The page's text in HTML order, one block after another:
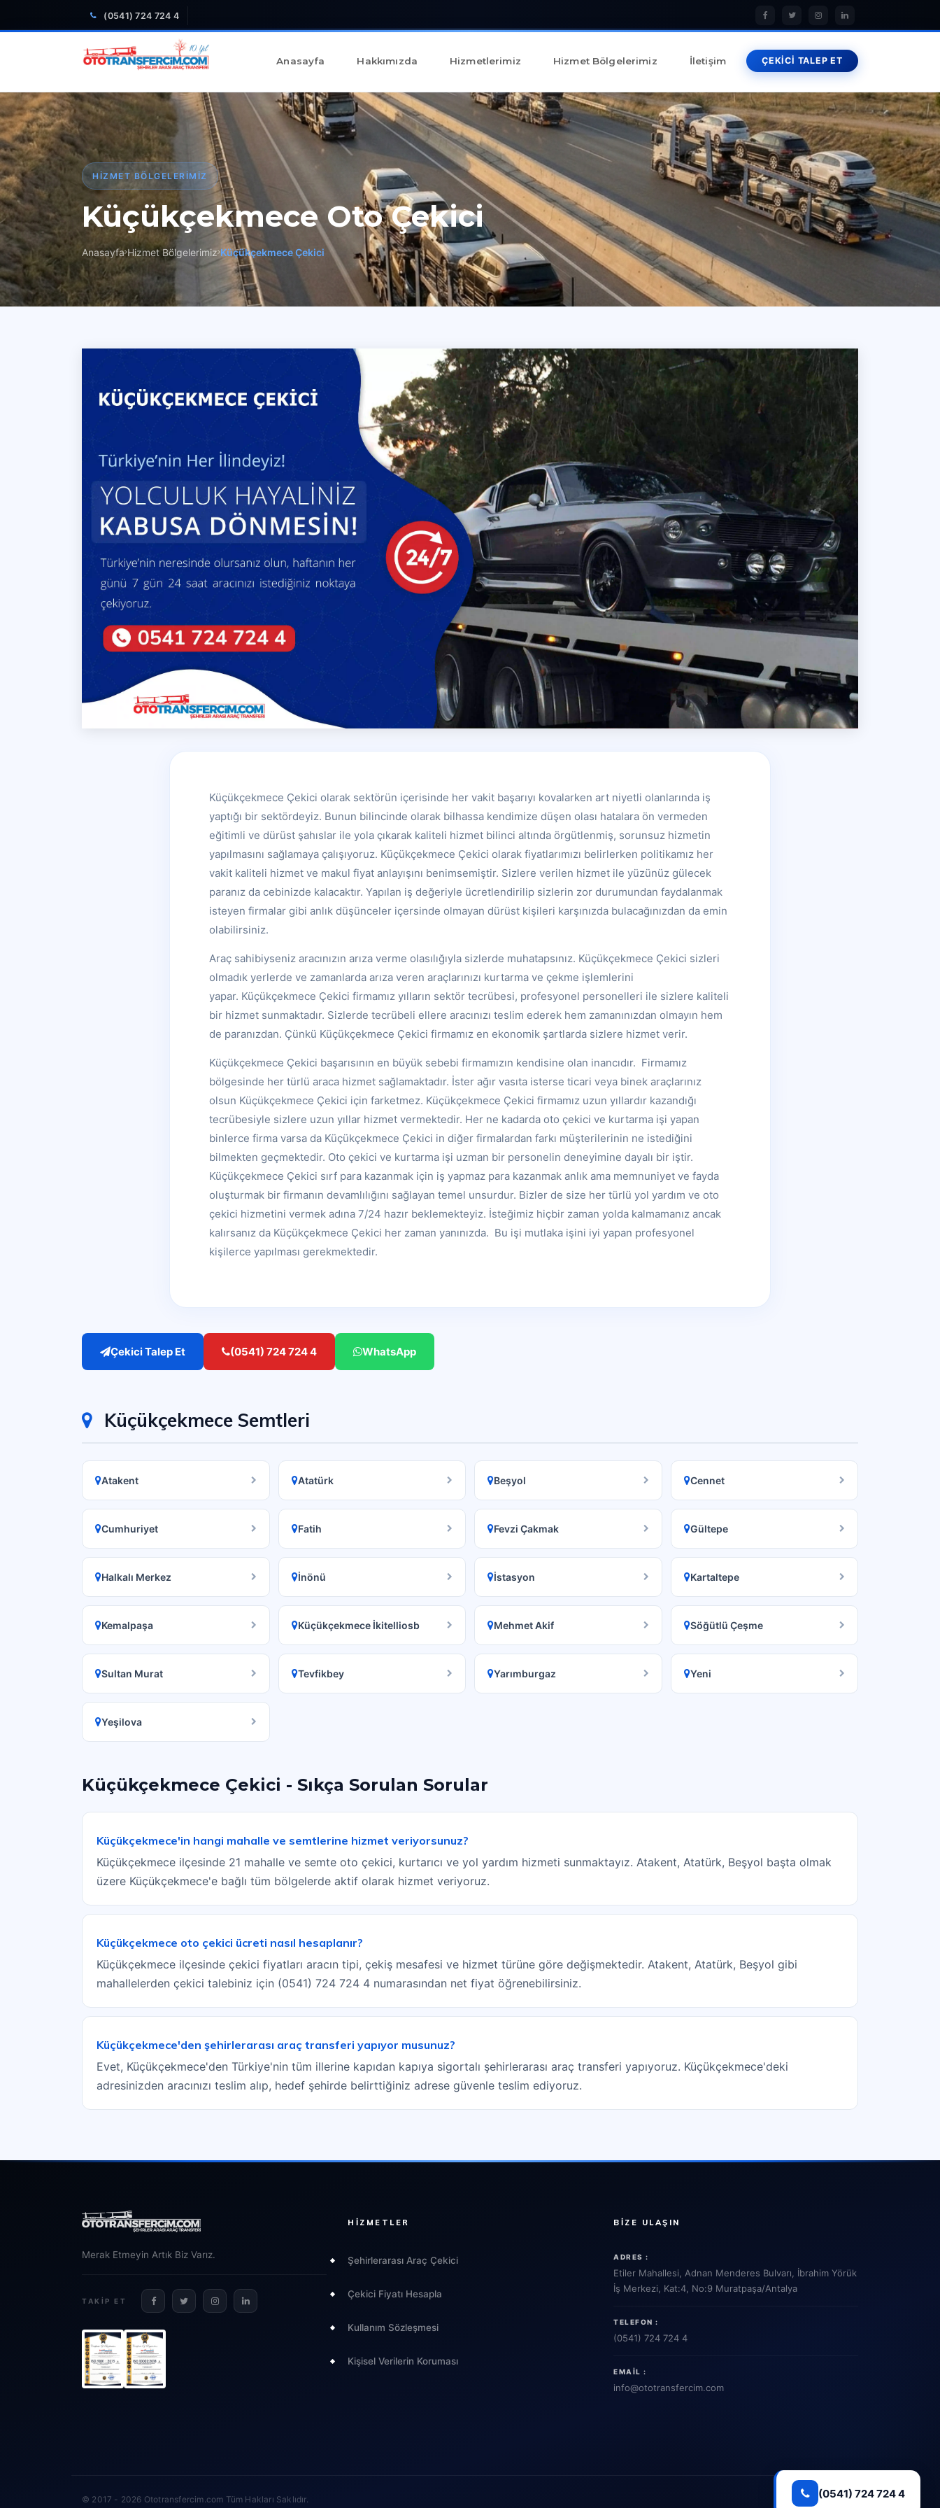
(0541) 724 724 4
Anasayfa Hakkımızda Hizmetlerimiz Hizmet Bölgelerimiz İletişim ÇEKİCİ TALEP ET
HIZMET BÖLGELERIMIZ
Küçükçekmece Oto Çekici
Anasayfa Hizmet Bölgelerimiz Küçükçekmece Çekici
Küçükçekmece Çekici olarak sektörün içerisinde her vakit başarıyı kovalarken art niyetli olanlarında iş
yaptığı bir sektördeyiz. Bunun bilincinde olarak bilhassa kendimize düşen olası hatalara ön vermeden
eğitimli ve dürüst şahıslar ile yola çıkarak kaliteli hizmet bilinci altında örgütlenmiş, sorunsuz hizmetin
yapılmasını sağlamaya çalışıyoruz. Küçükçekmece Çekici olarak fiyatlarımızı belirlerken politikamız her
vakit kaliteli hizmet ve makul fiyat anlayışını benimsemiştir. Sizlere verilen hizmet ile yüzünüz gülecek
paranız da cebinizde kalacaktır. Yapılan iş değeriyle ücretlendirilip sizlerin zor durumundan faydalanmak
isteyen firmalar gibi anlık düşünceler içersinde olmayan dürüst kişileri karşınızda bulacağınızdan da emin
olabilirsiniz.
Araç sahibiyseniz aracınızın arıza verme olasılığıyla sizlerde muhatapsınız. Küçükçekmece Çekici sizleri
olmadık yerlerde ve zamanlarda arıza veren araçlarınızı kurtarma ve çekme işlemlerini
yapar. Küçükçekmece Çekici firmamız yılların sektör tecrübesi, profesyonel personelleri ile sizlere kaliteli
bir hizmet sunmaktadır. Sizlerde tecrübeli ellere aracınızı teslim ederek hem zamanınızdan olmayın hem
de paranızdan. Çünkü Küçükçekmece Çekici firmamız en ekonomik şartlarda sizlere hizmet verir.
Küçükçekmece Çekici başarısının en büyük sebebi firmamızın kendisine olan inancıdır. Firmamız
bölgesinde her türlü araca hizmet sağlamaktadır. İster ağır vasıta isterse ticari veya binek araçlarınız
olsun Küçükçekmece Çekici için farketmez. Küçükçekmece Çekici firmamız uzun yıllardır kazandığı
tecrübesiyle sizlere uzun yıllar hizmet vermektedir. Her ne kadarda oto çekici ve kurtarma işi yapan
binlerce firma varsa da Küçükçekmece Çekici in diğer firmalardan farkı müşterilerinin ne istediğini
bilmekten geçmektedir. Oto çekici ve kurtarma işi uzman bir personelin deneyimine dayalı bir iştir.
Küçükçekmece Çekici sırf para kazanmak için iş yapmaz para kazanmak anlık ama memnuniyet ve fayda
oluşturmak bir firmanın devamlılığını sağlayan temel unsurdur. Bizler de size her türlü yol yardım ve oto
çekici hizmetini vermek adına 7/24 hazır beklemekteyiz. İsteğimiz hiçbir zaman yolda kalmamanız ancak
kalırsanız da Küçükçekmece Çekici her zaman yanınızda. Bu işi mutlaka işini iyi yapan profesyonel
kişilerce yapılması gerekmektedir.
Çekici Talep Et (0541) 724 724 4 WhatsApp
Küçükçekmece Semtleri
Atakent Atatürk Beşyol Cennet
Cumhuriyet Fatih Fevzi Çakmak Gültepe
Halkalı Merkez İnönü İstasyon Kartaltepe
Kemalpaşa Küçükçekmece İkitelliosb Mehmet Akif Söğütlü Çeşme
Sultan Murat Tevfikbey Yarımburgaz Yeni
Yeşilova
Küçükçekmece Çekici - Sıkça Sorulan Sorular
Küçükçekmece'in hangi mahalle ve semtlerine hizmet veriyorsunuz?
Küçükçekmece ilçesinde 21 mahalle ve semte oto çekici, kurtarıcı ve yol yardım hizmeti sunmaktayız. Atakent, Atatürk, Beşyol başta olmak
üzere Küçükçekmece'e bağlı tüm bölgelerde aktif olarak hizmet veriyoruz.
Küçükçekmece oto çekici ücreti nasıl hesaplanır?
Küçükçekmece ilçesinde çekici fiyatları aracın tipi, çekiş mesafesi ve hizmet türüne göre değişmektedir. Atakent, Atatürk, Beşyol gibi
mahallelerden çekici talebiniz için (0541) 724 724 4 numarasından net fiyat öğrenebilirsiniz.
Küçükçekmece'den şehirlerarası araç transferi yapıyor musunuz?
Evet, Küçükçekmece'den Türkiye'nin tüm illerine kapıdan kapıya sigortalı şehirlerarası araç transferi yapıyoruz. Küçükçekmece'deki
adresinizden aracınızı teslim alıp, hedef şehirde belirttiğiniz adrese güvenle teslim ediyoruz.
Merak Etmeyin Artık Biz Varız.
TAKIP ET
HIZMETLER
Şehirlerarası Araç Çekici
Çekici Fiyatı Hesapla
Kullanım Sözleşmesi
Kişisel Verilerin Koruması
BIZE ULAŞIN
ADRES :
Etiler Mahallesi, Adnan Menderes Bulvarı, İbrahim Yörük
İş Merkezi, Kat:4, No:9 Muratpaşa/Antalya
TELEFON :
(0541) 724 724 4
EMAIL :
info@ototransfercim.com
© 2017 - 2026 Ototransfercim.com Tüm Hakları Saklıdır. Gizlilik Politikası
(0541) 724 724 4